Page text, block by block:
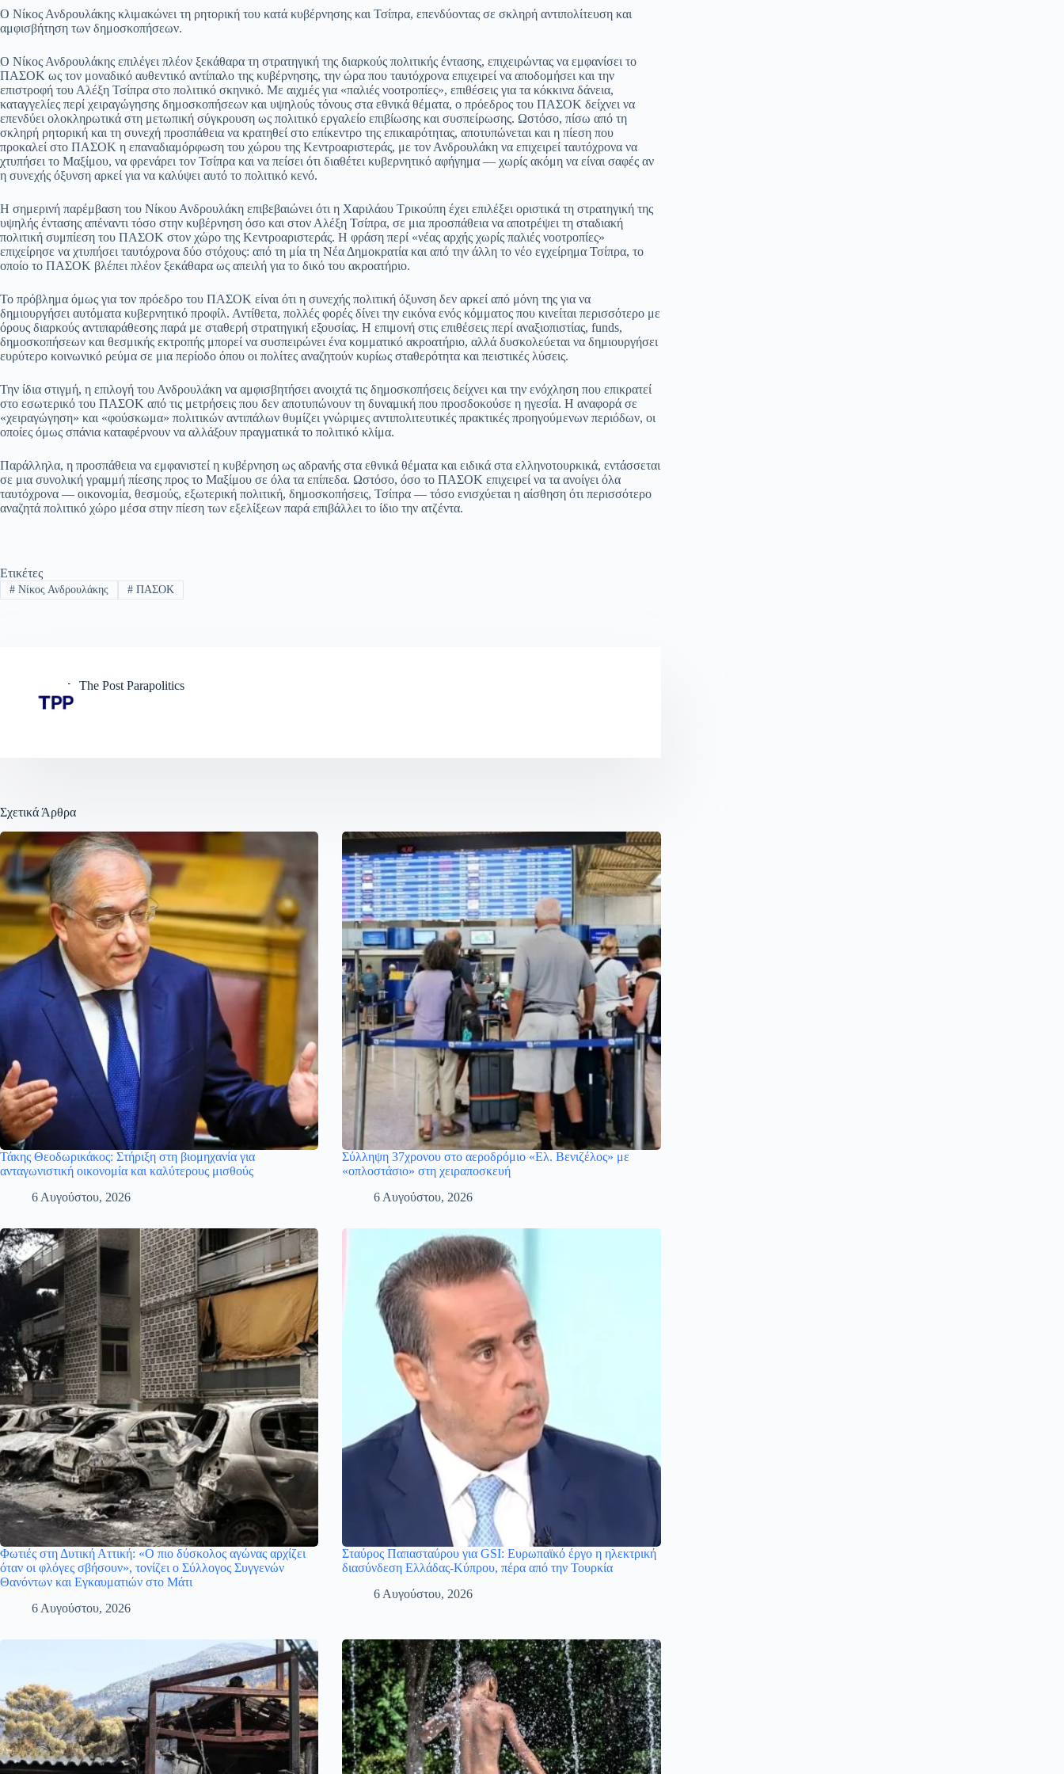
bo
ok
ts
A
pp
gr
a
m
sa
ge
ail ail
α
στ
εί
τε
Ο Νίκος Ανδρουλάκης κλιμακώνει τη ρητορική του κατά κυβέρνησης και Τσίπρα, επενδύοντας σε σκληρή αντιπολίτευση και
αμφισβήτηση των δημοσκοπήσεων.
Ο Νίκος Ανδρουλάκης επιλέγει πλέον ξεκάθαρα τη στρατηγική της διαρκούς πολιτικής έντασης, επιχειρώντας να εμφανίσει το
ΠΑΣΟΚ ως τον μοναδικό αυθεντικό αντίπαλο της κυβέρνησης, την ώρα που ταυτόχρονα επιχειρεί να αποδομήσει και την
επιστροφή του Αλέξη Τσίπρα στο πολιτικό σκηνικό. Με αιχμές για «παλιές νοοτροπίες», επιθέσεις για τα κόκκινα δάνεια,
καταγγελίες περί χειραγώγησης δημοσκοπήσεων και υψηλούς τόνους στα εθνικά θέματα, ο πρόεδρος του ΠΑΣΟΚ δείχνει να
επενδύει ολοκληρωτικά στη μετωπική σύγκρουση ως πολιτικό εργαλείο επιβίωσης και συσπείρωσης. Ωστόσο, πίσω από τη
σκληρή ρητορική και τη συνεχή προσπάθεια να κρατηθεί στο επίκεντρο της επικαιρότητας, αποτυπώνεται και η πίεση που
προκαλεί στο ΠΑΣΟΚ η επαναδιαμόρφωση του χώρου της Κεντροαριστεράς, με τον Ανδρουλάκη να επιχειρεί ταυτόχρονα να
χτυπήσει το Μαξίμου, να φρενάρει τον Τσίπρα και να πείσει ότι διαθέτει κυβερνητικό αφήγημα — χωρίς ακόμη να είναι σαφές αν
η συνεχής όξυνση αρκεί για να καλύψει αυτό το πολιτικό κενό.
Η σημερινή παρέμβαση του Νίκου Ανδρουλάκη επιβεβαιώνει ότι η Χαριλάου Τρικούπη έχει επιλέξει οριστικά τη στρατηγική της
υψηλής έντασης απέναντι τόσο στην κυβέρνηση όσο και στον Αλέξη Τσίπρα, σε μια προσπάθεια να αποτρέψει τη σταδιακή
πολιτική συμπίεση του ΠΑΣΟΚ στον χώρο της Κεντροαριστεράς. Η φράση περί «νέας αρχής χωρίς παλιές νοοτροπίες»
επιχείρησε να χτυπήσει ταυτόχρονα δύο στόχους: από τη μία τη Νέα Δημοκρατία και από την άλλη το νέο εγχείρημα Τσίπρα, το
οποίο το ΠΑΣΟΚ βλέπει πλέον ξεκάθαρα ως απειλή για το δικό του ακροατήριο.
Το πρόβλημα όμως για τον πρόεδρο του ΠΑΣΟΚ είναι ότι η συνεχής πολιτική όξυνση δεν αρκεί από μόνη της για να
δημιουργήσει αυτόματα κυβερνητικό προφίλ. Αντίθετα, πολλές φορές δίνει την εικόνα ενός κόμματος που κινείται περισσότερο με
όρους διαρκούς αντιπαράθεσης παρά με σταθερή στρατηγική εξουσίας. Η επιμονή στις επιθέσεις περί αναξιοπιστίας, funds,
δημοσκοπήσεων και θεσμικής εκτροπής μπορεί να συσπειρώνει ένα κομματικό ακροατήριο, αλλά δυσκολεύεται να δημιουργήσει
ευρύτερο κοινωνικό ρεύμα σε μια περίοδο όπου οι πολίτες αναζητούν κυρίως σταθερότητα και πειστικές λύσεις.
Την ίδια στιγμή, η επιλογή του Ανδρουλάκη να αμφισβητήσει ανοιχτά τις δημοσκοπήσεις δείχνει και την ενόχληση που επικρατεί
στο εσωτερικό του ΠΑΣΟΚ από τις μετρήσεις που δεν αποτυπώνουν τη δυναμική που προσδοκούσε η ηγεσία. Η αναφορά σε
«χειραγώγηση» και «φούσκωμα» πολιτικών αντιπάλων θυμίζει γνώριμες αντιπολιτευτικές πρακτικές προηγούμενων περιόδων, οι
οποίες όμως σπάνια καταφέρνουν να αλλάξουν πραγματικά το πολιτικό κλίμα.
Παράλληλα, η προσπάθεια να εμφανιστεί η κυβέρνηση ως αδρανής στα εθνικά θέματα και ειδικά στα ελληνοτουρκικά, εντάσσεται
σε μια συνολική γραμμή πίεσης προς το Μαξίμου σε όλα τα επίπεδα. Ωστόσο, όσο το ΠΑΣΟΚ επιχειρεί να τα ανοίγει όλα
ταυτόχρονα — οικονομία, θεσμούς, εξωτερική πολιτική, δημοσκοπήσεις, Τσίπρα — τόσο ενισχύεται η αίσθηση ότι περισσότερο
αναζητά πολιτικό χώρο μέσα στην πίεση των εξελίξεων παρά επιβάλλει το ίδιο την ατζέντα.
Ετικέτες
#Νίκος Ανδρουλάκης #ΠΑΣΟΚ
The Post Parapolitics
Σχετικά Άρθρα
Τάκης Θεοδωρικάκος: Στήριξη στη βιομηχανία για
ανταγωνιστική οικονομία και καλύτερους μισθούς
6 Αυγούστου, 2026
Σύλληψη 37χρονου στο αεροδρόμιο «Ελ. Βενιζέλος» με
«οπλοστάσιο» στη χειραποσκευή
6 Αυγούστου, 2026
Φωτιές στη Δυτική Αττική: «Ο πιο δύσκολος αγώνας αρχίζει
όταν οι φλόγες σβήσουν», τονίζει ο Σύλλογος Συγγενών
Θανόντων και Εγκαυματιών στο Μάτι
6 Αυγούστου, 2026
Σταύρος Παπασταύρου για GSI: Ευρωπαϊκό έργο η ηλεκτρική
διασύνδεση Ελλάδας-Κύπρου, πέρα από την Τουρκία
6 Αυγούστου, 2026